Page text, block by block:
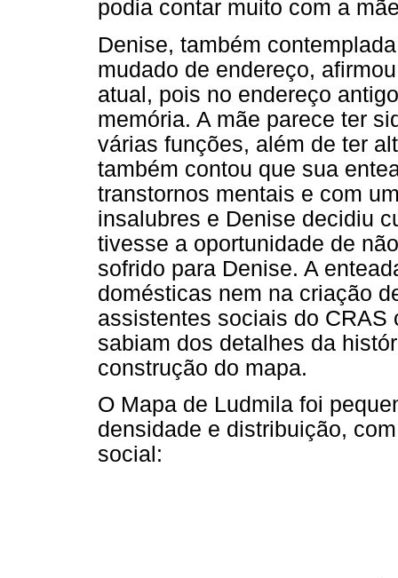
podia contar muito com a
Denise, também
mudado de endereço,
atual, pois no endereço
memória. A mãe parece ter
várias funções, além de ter
também contou que sua
transtornos mentais e com
insalubres e Denise decidiu
tivesse a oportunidade de
sofrido para Denise. A
domésticas nem na criação
assistentes sociais do CRAS
sabiam dos detalhes da
construção do mapa.
O Mapa de Ludmila foi
densidade e distribuição,
social: